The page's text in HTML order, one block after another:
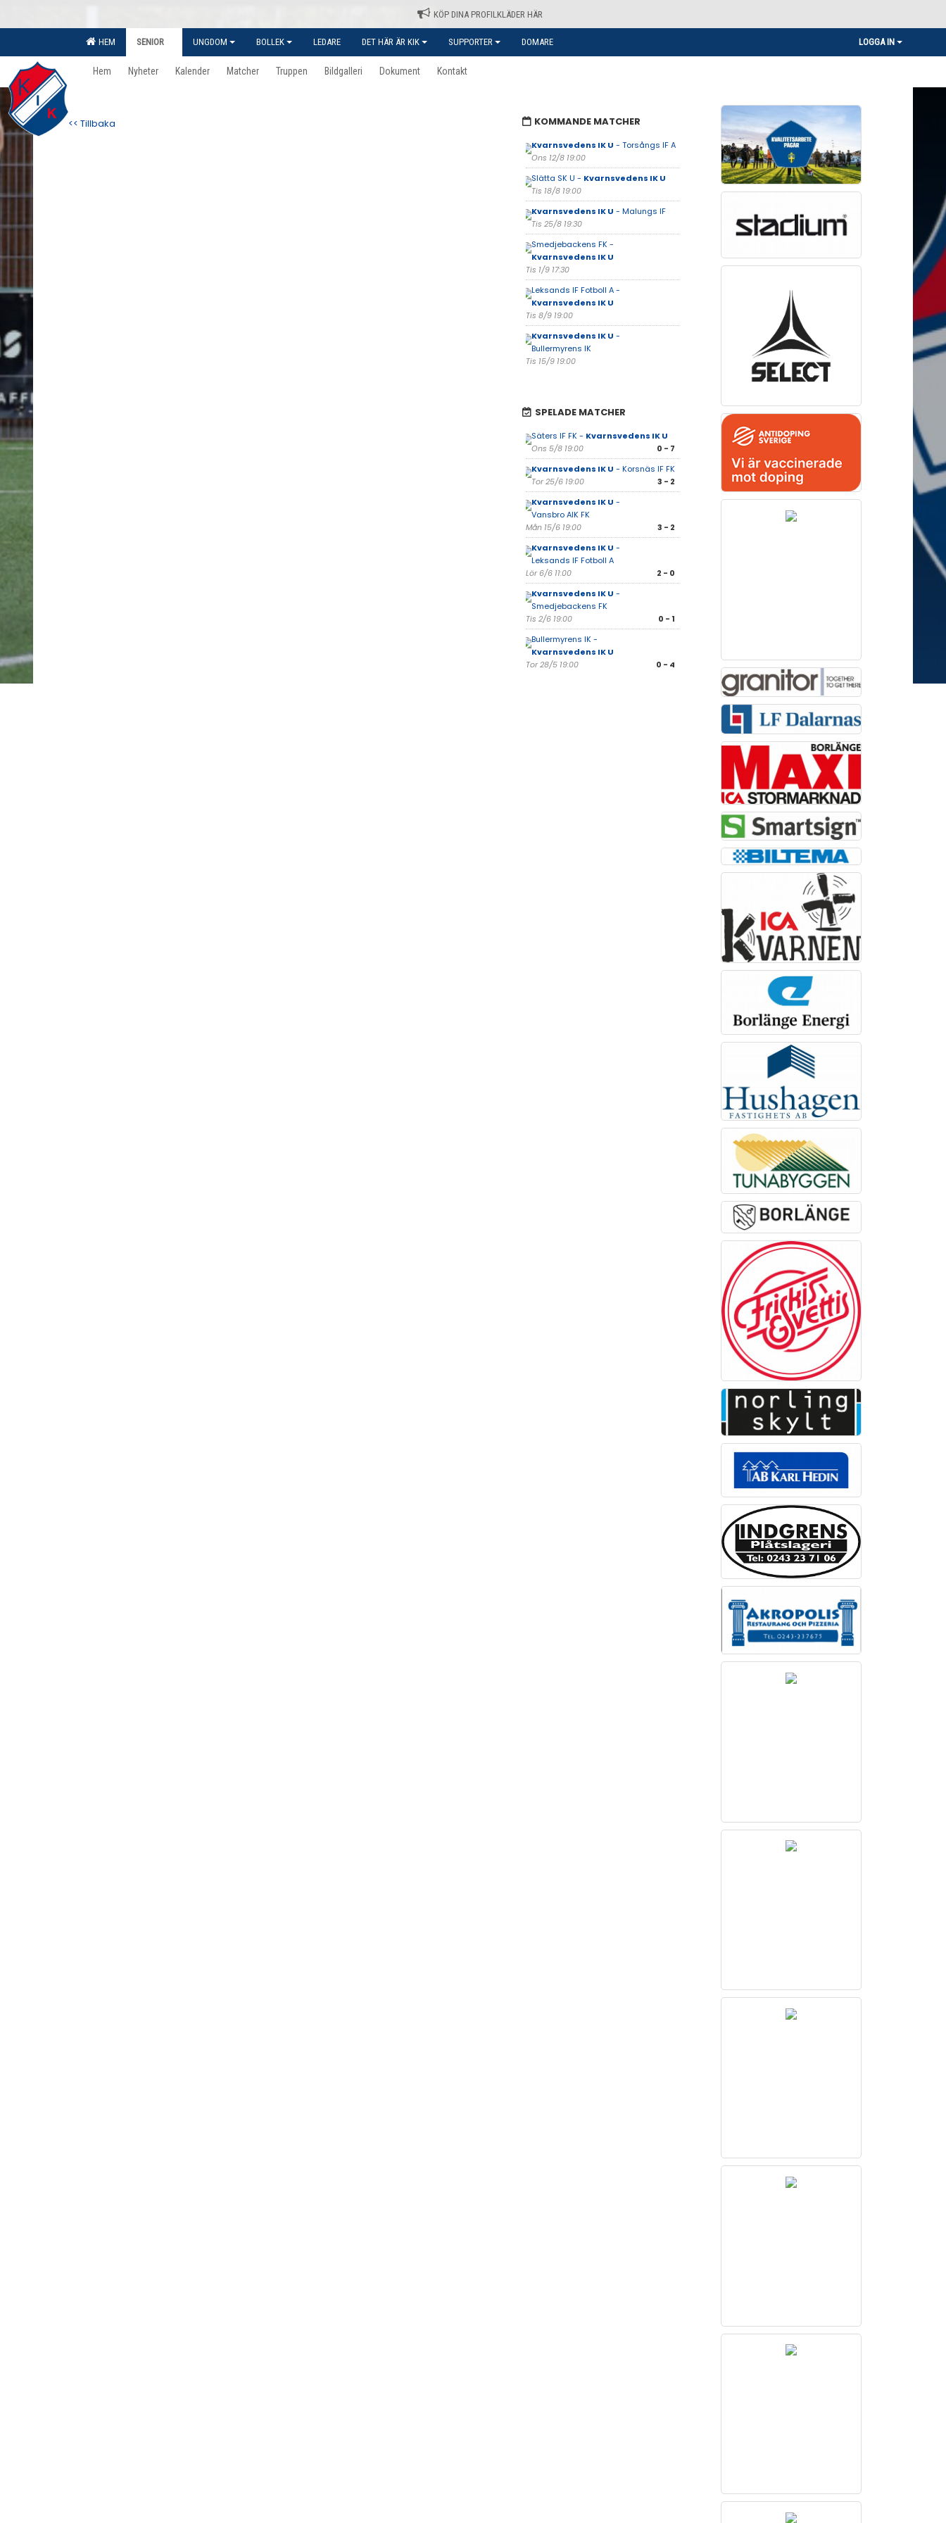
KÖP DINA PROFILKLÄDER HÄR
HEM SENIOR UNGDOM BOLLEK LEDARE DET HÄR ÄR KIK SUPPORTER DOMARE LOGGA IN
Hem Nyheter Kalender Matcher Truppen Bildgalleri Dokument Kontakt
<< Tillbaka KOMMANDE MATCHER
Kvarnsvedens IK U - Torsångs IF A
Ons 12/8 19:00
Slätta SK U - Kvarnsvedens IK U
Tis 18/8 19:00
Kvarnsvedens IK U - Malungs IF
Tis 25/8 19:30
Smedjebackens FK -
Kvarnsvedens IK U
Tis 1/9 17:30
Leksands IF Fotboll A -
Kvarnsvedens IK U
Tis 8/9 19:00
Kvarnsvedens IK U -
Bullermyrens IK
Tis 15/9 19:00
SPELADE MATCHER
Säters IF FK - Kvarnsvedens IK U
Ons 5/8 19:00
0 - 7
Kvarnsvedens IK U - Korsnäs IF FK
Tor 25/6 19:00
3 - 2
Kvarnsvedens IK U -
Vansbro AIK FK
Mån 15/6 19:00
3 - 2
Kvarnsvedens IK U -
Leksands IF Fotboll A
Lör 6/6 11:00
2 - 0
Kvarnsvedens IK U -
Smedjebackens FK
Tis 2/6 19:00
0 - 1
Bullermyrens IK -
Kvarnsvedens IK U
Tor 28/5 19:00
0 - 4